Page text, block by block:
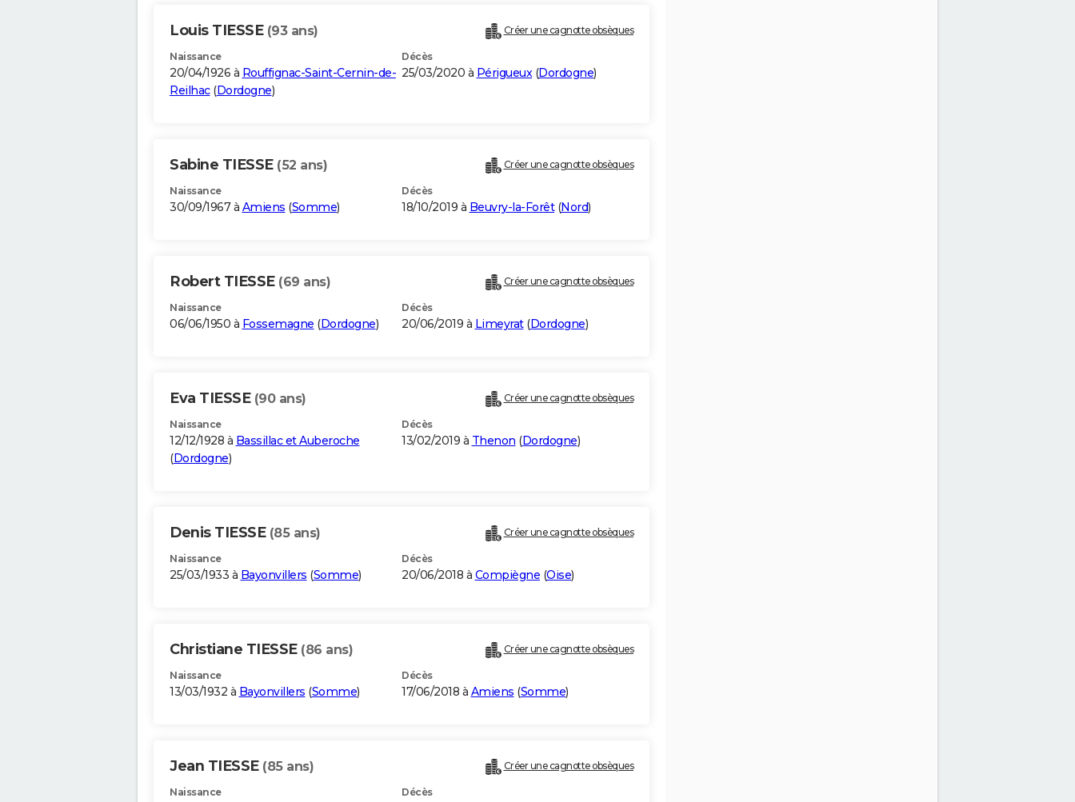
Louis TIESSE (93 ans) Créer une cagnotte obsèques
Naissance
20/04/1926 à Rouffignac-Saint-Cernin-de-
Reilhac(Dordogne)
Décès
25/03/2020 à Périgueux(Dordogne)
Sabine TIESSE (52 ans) Créer une cagnotte obsèques
Naissance
30/09/1967 à Amiens (Somme)
Décès
18/10/2019 à Beuvry-la-Forêt(Nord)
Robert TIESSE (69 ans) Créer une cagnotte obsèques
Naissance
06/06/1950 à Fossemagne (Dordogne)
Décès
20/06/2019 à Limeyrat(Dordogne)
Eva TIESSE (90 ans) Créer une cagnotte obsèques
Naissance
12/12/1928 à Bassillac et Auberoche
(Dordogne)
Décès
13/02/2019 à Thenon (Dordogne)
Denis TIESSE (85 ans) Créer une cagnotte obsèques
Naissance
25/03/1933 à Bayonvillers (Somme)
Décès
20/06/2018 à Compiègne (Oise)
Christiane TIESSE (86 ans) Créer une cagnotte obsèques
Naissance
13/03/1932 à Bayonvillers (Somme)
Décès
17/06/2018 à Amiens (Somme)
Jean TIESSE (85 ans) Créer une cagnotte obsèques
Naissance Décès